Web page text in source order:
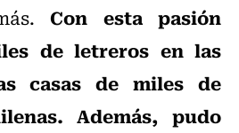
Con esta pasión
de letreros en las
casas de miles de
Además, pudo